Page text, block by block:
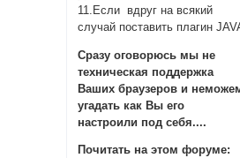
11.Если вдруг на всякий
случай поставить плагин
Сразу оговорюсь мы не
техническая поддержка
Ваших браузеров и
угадать как Вы его
настроили под себя....
Почитать на этом форуме: